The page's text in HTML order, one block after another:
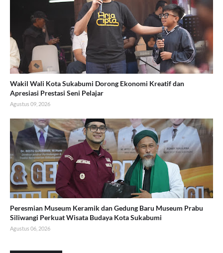
Wakil Wali Kota Sukabumi Dorong Ekonomi Kreatif dan
Apresiasi Prestasi Seni Pelajar
Agustus 09, 2026
Peresmian Museum Keramik dan Gedung Baru Museum Prabu
Siliwangi Perkuat Wisata Budaya Kota Sukabumi
Agustus 06, 2026